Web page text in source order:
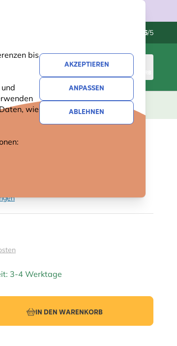
bis
wie
AKZEPTIEREN
ANPASSEN
ABLEHNEN
4.6/5
WARENKORB
NEUHEITEN ANGEBOTE
3-4 Werktage
IN DEN WARENKORB